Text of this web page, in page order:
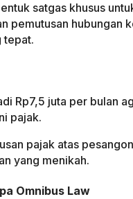
satgas khusus
pemutusan hubungan
tepat.
Rp7,5 juta per bulan
pajak.
pajak atas
yang menikah.
Omnibus Law